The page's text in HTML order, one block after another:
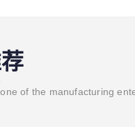
of the manufacturing